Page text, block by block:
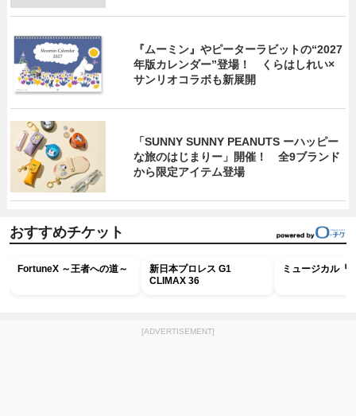
『ムーミン』やピーターラビットの“2027
年版カレンダー”登場！ くらはしれい×
サンリオコラボも新展開
「SUNNY SUNNY PEANUTS ーハッピー
な旅のはじまりー」開催！ 全9ブランド
から限定アイテム登場
おすすめチケット
FortuneX ～王者への道～
新日本プロレス G1
CLIMAX 36
ミュージカル『
[ADVERTISEMENT]